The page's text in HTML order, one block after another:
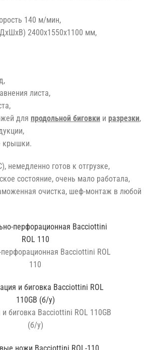
140 м/мин,
2400x1550x1100 мм,
листа,
для продольной биговки и разрезки,
крышки.
немедленно готов к отгрузке,
состояние, очень мало работала,
очистка, шеф-монтаж в любой
Bacciottini ROL
110
биговка Bacciottini ROL 110GB
(б/у)